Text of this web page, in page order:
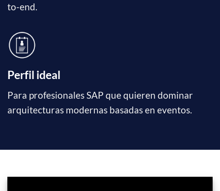
to-end.
Perfil ideal
Para profesionales SAP que quieren dominar
arquitecturas modernas basadas en eventos.